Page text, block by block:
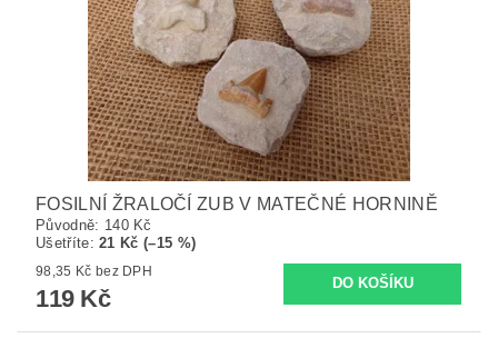
FOSILNÍ ŽRALOČÍ ZUB V MATEČNÉ HORNINĚ
Původně: 140 Kč
Ušetříte:21 Kč (–15 %)
98,35 Kč bez DPH
119 Kč